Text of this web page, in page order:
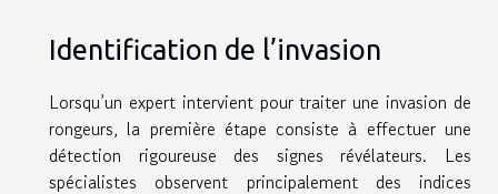
Identification de l’invasion
Lorsqu’un expert intervient pour traiter une invasion de
rongeurs, la première étape consiste à effectuer une
détection rigoureuse des signes révélateurs. Les
spécialistes observent principalement des indices